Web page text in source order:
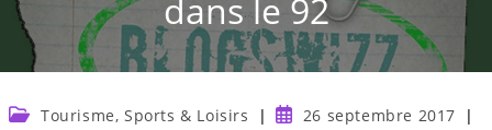
dans le 92
Tourisme, Sports & Loisirs
26 septembre 2017